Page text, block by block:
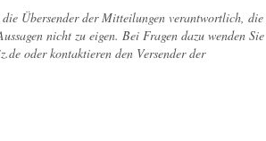
Übersender der Mitteilungen verantwortlich, die
nicht zu eigen. Bei Fragen dazu wenden Sie
oder kontaktieren den Versender der